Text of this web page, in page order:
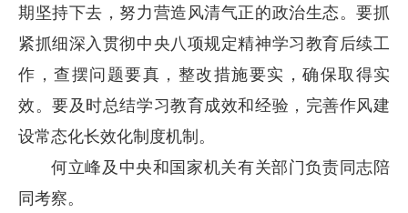
期坚持下去，努力营造风清气正的政治生态。要抓
紧抓细深入贯彻中央八项规定精神学习教育后续工
作，查摆问题要真，整改措施要实，确保取得实
效。要及时总结学习教育成效和经验，完善作风建
设常态化长效化制度机制。
何立峰及中央和国家机关有关部门负责同志陪
同考察。